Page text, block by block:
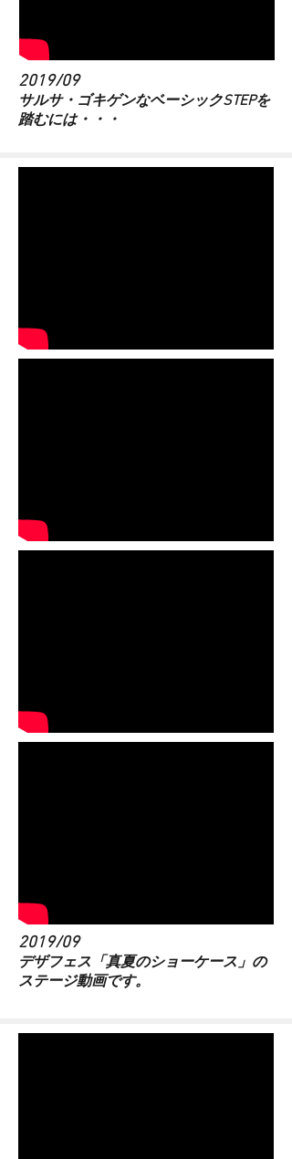
2019/09
​サルサ・ゴキゲンなベーシックSTEPを
踏むには・・・
2019/09
​デザフェス「真夏のショーケース」の
ステージ動画です。